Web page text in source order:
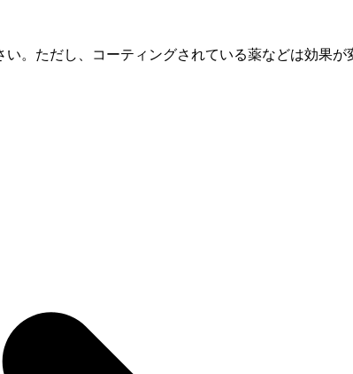
。ただし、コーティングされている薬などは効果